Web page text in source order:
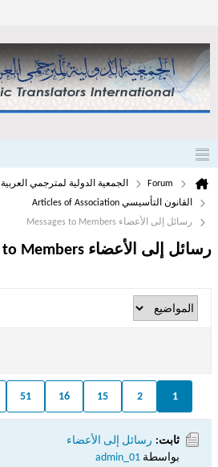
Forum
الجمعية الدولية لمترجمي العربية ATI
القانون التأسيسي Articles of Association
رسائل إلى الأعضاء Messages to Members
رسائل إلى الأعضاء Messages to Members
1
2
15
16
51
ثابت: رسائل إلى الأعضاء
بواسطة admin_01